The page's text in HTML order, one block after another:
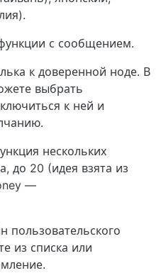
с сообщением.
к доверенной ноде. В
выбрать
к ней и
нескольких
до 20 (идея взята из
—
пользовательского
из списка или